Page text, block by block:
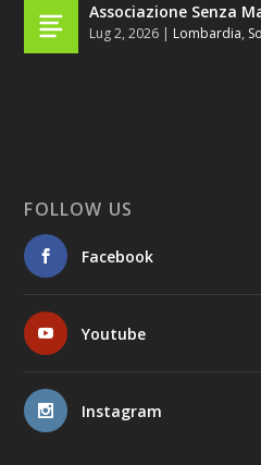
Associazione Senza
Lug 2, 2026 | Lombardia,
FOLLOW US
Facebook
Youtube
Instagram